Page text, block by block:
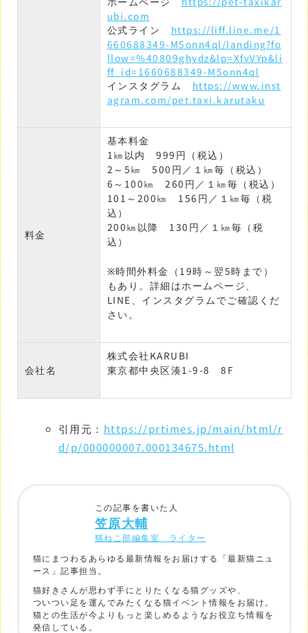
ubi.com
公式ライン https://liff.line.me/1
660688349-M5onn4ql/landing?fo
llow=%40809ghydz&lp=XfvVYp&li
ff_id=1660688349-M5onn4ql
インスタグラム https://www.inst
agram.com/pet.taxi.karutaku
料金
基本料金
1㎞以内 999円（税込）
2～5㎞ 500円／１㎞毎（税込）
6～100㎞ 260円／１㎞毎（税込）
101～200㎞ 156円／１㎞毎（税
込）
200㎞以降 130円／１㎞毎（税
込）
※時間外料金（19時～翌5時まで）
もあり。詳細はホームページ、
LINE、インスタグラムでご確認くだ
さい。
会社名
株式会社KARUBI
東京都中央区湊1-9-8 8F
引用元： https://prtimes.jp/main/html/r
d/p/000000007.000134675.html
この記事を書いた人
笠原大輔
猫ねこ部編集室 ライター
猫にまつわるあらゆる最新情報をお届けする「最新猫ニュ
ース」記事担当。
猫好きさんが思わず手にとりたくなる猫グッズや、
ついつい足を運んでみたくなる猫イベント情報をお届け。
猫との生活が今よりもっと楽しめるようなお役立ち情報を
発信している。